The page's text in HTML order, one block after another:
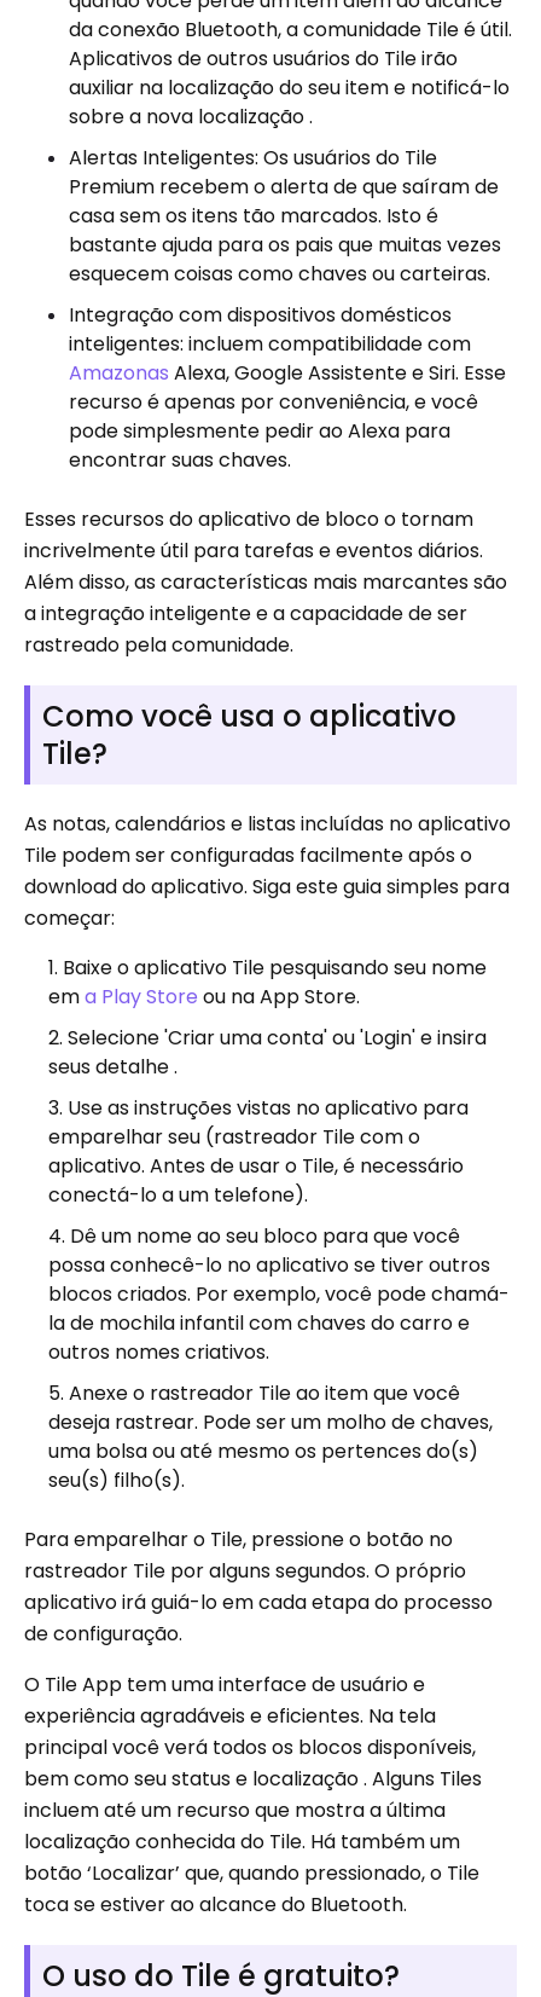
da conexão Bluetooth, a comunidade Tile é útil.
Aplicativos de outros usuários do Tile irão
auxiliar na localização do seu item e notificá-lo
sobre a nova localização .
Alertas Inteligentes: Os usuários do Tile
Premium recebem o alerta de que saíram de
casa sem os itens tão marcados. Isto é
bastante ajuda para os pais que muitas vezes
esquecem coisas como chaves ou carteiras.
Integração com dispositivos domésticos
inteligentes: incluem compatibilidade com
Amazonas Alexa, Google Assistente e Siri. Esse
recurso é apenas por conveniência, e você
pode simplesmente pedir ao Alexa para
encontrar suas chaves.
Esses recursos do aplicativo de bloco o tornam
incrivelmente útil para tarefas e eventos diários.
Além disso, as características mais marcantes são
a integração inteligente e a capacidade de ser
rastreado pela comunidade.
Como você usa o aplicativo
Tile?
As notas, calendários e listas incluídas no aplicativo
Tile podem ser configuradas facilmente após o
download do aplicativo. Siga este guia simples para
começar:
Baixe o aplicativo Tile pesquisando seu nome
ema Play Store ou na App Store.
Selecione 'Criar uma conta' ou 'Login' e insira
seus detalhe .
Use as instruções vistas no aplicativo para
emparelhar seu (rastreador Tile com o
aplicativo. Antes de usar o Tile, é necessário
conectá-lo a um telefone).
Dê um nome ao seu bloco para que você
possa conhecê-lo no aplicativo se tiver outros
blocos criados. Por exemplo, você pode chamá-
la de mochila infantil com chaves do carro e
outros nomes criativos.
Anexe o rastreador Tile ao item que você
deseja rastrear. Pode ser um molho de chaves,
uma bolsa ou até mesmo os pertences do(s)
seu(s) filho(s).
Para emparelhar o Tile, pressione o botão no
rastreador Tile por alguns segundos. O próprio
aplicativo irá guiá-lo em cada etapa do processo
de configuração.
O Tile App tem uma interface de usuário e
experiência agradáveis ​​e eficientes. Na tela
principal você verá todos os blocos disponíveis,
bem como seu status e localização . Alguns Tiles
incluem até um recurso que mostra a última
localização conhecida do Tile. Há também um
botão ‘Localizar’ que, quando pressionado, o Tile
toca se estiver ao alcance do Bluetooth.
O uso do Tile é gratuito?